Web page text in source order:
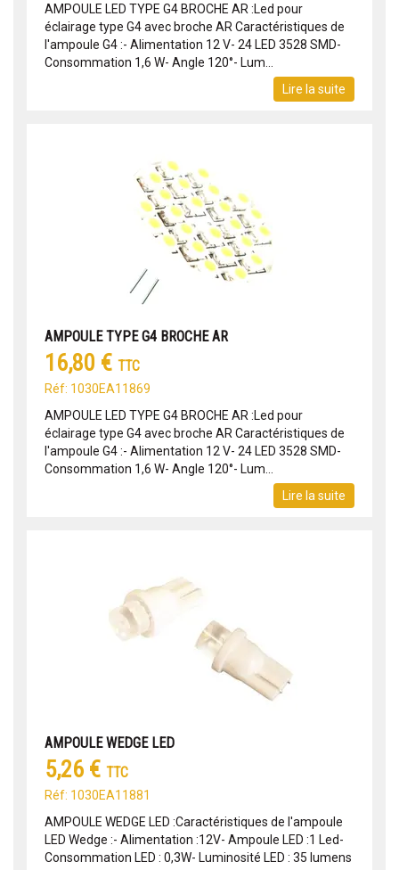
AMPOULE LED TYPE G4 BROCHE AR :Led pour
éclairage type G4 avec broche AR Caractéristiques de
l'ampoule G4 :- Alimentation 12 V- 24 LED 3528 SMD-
Consommation 1,6 W- Angle 120°- Lum...
Lire la suite
AMPOULE TYPE G4 BROCHE AR
16,80 € TTC
Réf: 1030EA11869
AMPOULE LED TYPE G4 BROCHE AR :Led pour
éclairage type G4 avec broche AR Caractéristiques de
l'ampoule G4 :- Alimentation 12 V- 24 LED 3528 SMD-
Consommation 1,6 W- Angle 120°- Lum...
Lire la suite
AMPOULE WEDGE LED
5,26 € TTC
Réf: 1030EA11881
AMPOULE WEDGE LED :Caractéristiques de l'ampoule
LED Wedge :- Alimentation :12V- Ampoule LED :1 Led-
Consommation LED : 0,3W- Luminosité LED : 35 lumens